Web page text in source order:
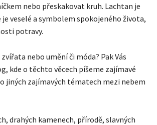
nebo přeskakovat kruh. Lachtan je
veselé a symbolem spokojeného života,
potravy.
nebo umění či móda? Pak Vás
kde o těchto věcech píšeme zajímavé
jiných zajímavých tématech mezi nebem
drahých kamenech, přírodě, slavných